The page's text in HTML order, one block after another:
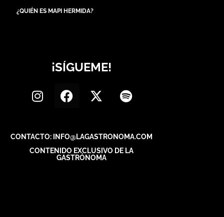
¿QUIÉN ES MAPI HERMIDA?
¡SÍGUEME!
CONTACTO: INFO@LAGASTRONOMA.COM
CONTENIDO EXCLUSIVO DE LA
GASTRÓNOMA